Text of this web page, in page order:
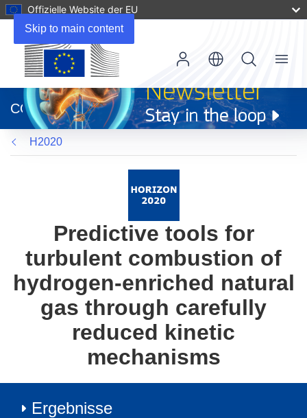
Skip to main content
Offizielle Website der EU
neuem
Fenster)
CORDIS
Menu
H2020
Predictive tools for
turbulent combustion of
hydrogen-enriched natural
gas through carefully
reduced kinetic
mechanisms
Ergebnisse